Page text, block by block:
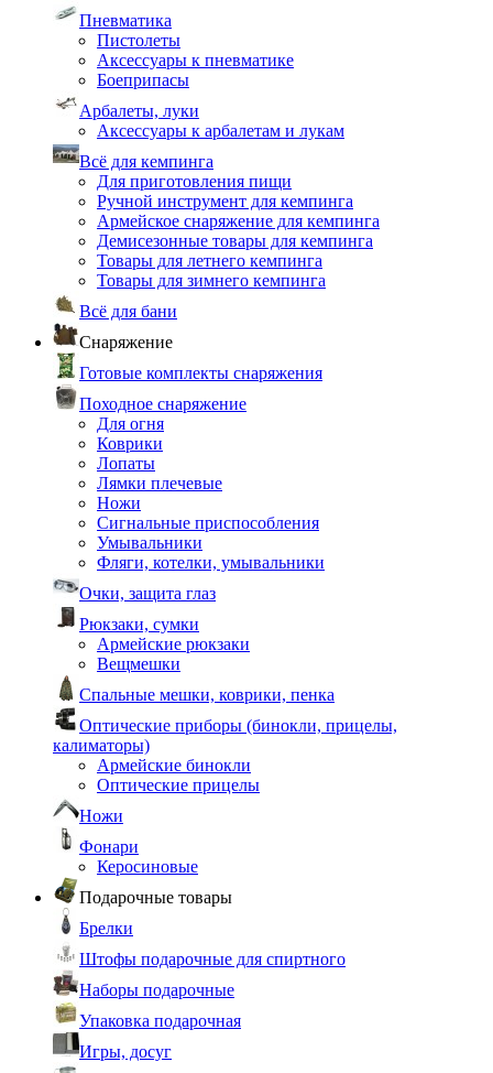
Пневматика
Пистолеты
Аксессуары к пневматике
Боеприпасы
Арбалеты, луки
Аксессуары к арбалетам и лукам
Всё для кемпинга
Для приготовления пищи
Ручной инструмент для кемпинга
Армейское снаряжение для кемпинга
Демисезонные товары для кемпинга
Товары для летнего кемпинга
Товары для зимнего кемпинга
Всё для бани
Снаряжение
Готовые комплекты снаряжения
Походное снаряжение
Для огня
Коврики
Лопаты
Лямки плечевые
Ножи
Сигнальные приспособления
Умывальники
Фляги, котелки, умывальники
Очки, защита глаз
Рюкзаки, сумки
Армейские рюкзаки
Вещмешки
Спальные мешки, коврики, пенка
Оптические приборы (бинокли, прицелы,
калиматоры)
Армейские бинокли
Оптические прицелы
Ножи
Фонари
Керосиновые
Подарочные товары
Брелки
Штофы подарочные для спиртного
Наборы подарочные
Упаковка подарочная
Игры, досуг